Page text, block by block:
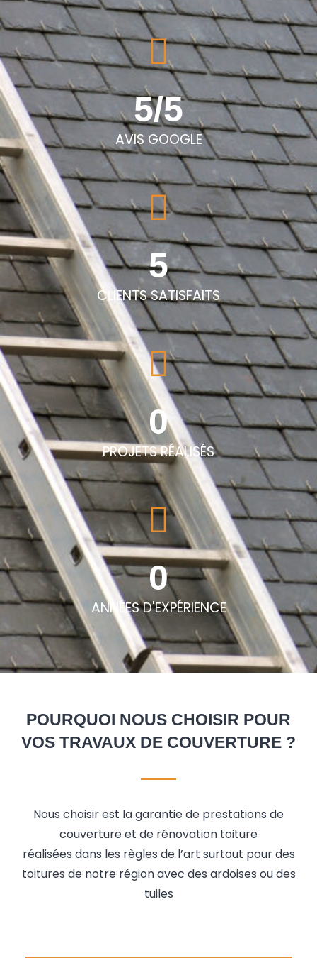
AVIS GOOGLE
5/5
CLIENTS SATISFAITS
5
PROJETS RÉALISÉS
0
ANNÉES D'EXPÉRIENCE
0
POURQUOI NOUS CHOISIR POUR
VOS TRAVAUX DE COUVERTURE ?
Nous choisir est la garantie de prestations de
couverture et de rénovation toiture
réalisées dans les règles de l’art surtout pour des
toitures de notre région avec des ardoises ou des
tuiles